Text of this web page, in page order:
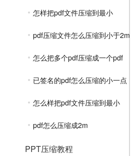
怎样把pdf文件压缩到最小
pdf压缩文件怎么压缩到小于2m
怎么把多个pdf压缩成一个pdf
已签名的pdf怎么压缩的小一点
怎么样把pdf文件压缩到最小
pdf怎么压缩成2m
PPT压缩教程